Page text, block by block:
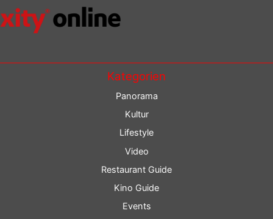
Kategorien
Panorama
Kultur
Lifestyle
Video
Restaurant Guide
Kino Guide
Events